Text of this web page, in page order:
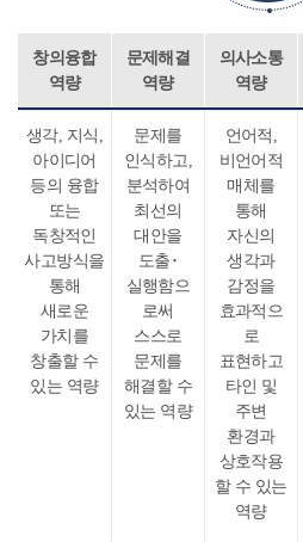
창의융합
역량
문제해결
역량
의사소통
역량
생각, 지식,
아이디어
등의 융합
또는
독창적인
사고방식을
통해
새로운
가치를
창출할 수
있는 역량
문제를
인식하고,
분석하여
최선의
대안을
도출･
실행함으
로써
스스로
문제를
해결할 수
있는 역량
언어적,
비언어적
매체를
통해
자신의
생각과
감정을
효과적으
로
표현하고
타인 및
주변
환경과
상호작용
할 수 있는
역량